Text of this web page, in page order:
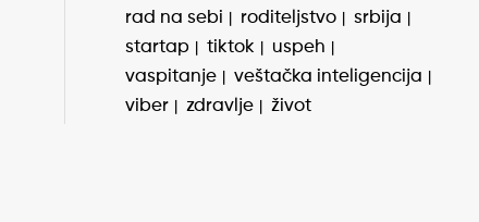
rad na sebi
roditeljstvo
srbija
startap
tiktok
uspeh
vaspitanje
veštačka inteligencija
viber
zdravlje život